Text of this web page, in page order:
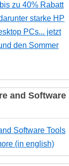
zu 40% Rabatt
starke HP
PCs... jetzt
den Sommer
and Software
Software Tools
(in english)